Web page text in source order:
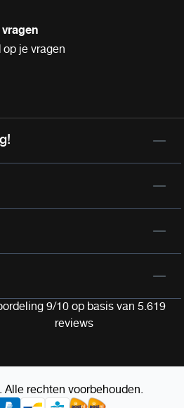
je vragen
9/10 op basis van 5.619
reviews
rechten voorbehouden.